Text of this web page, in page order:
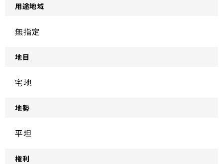
用途地域
無指定
地目
宅地
地勢
平坦
権利